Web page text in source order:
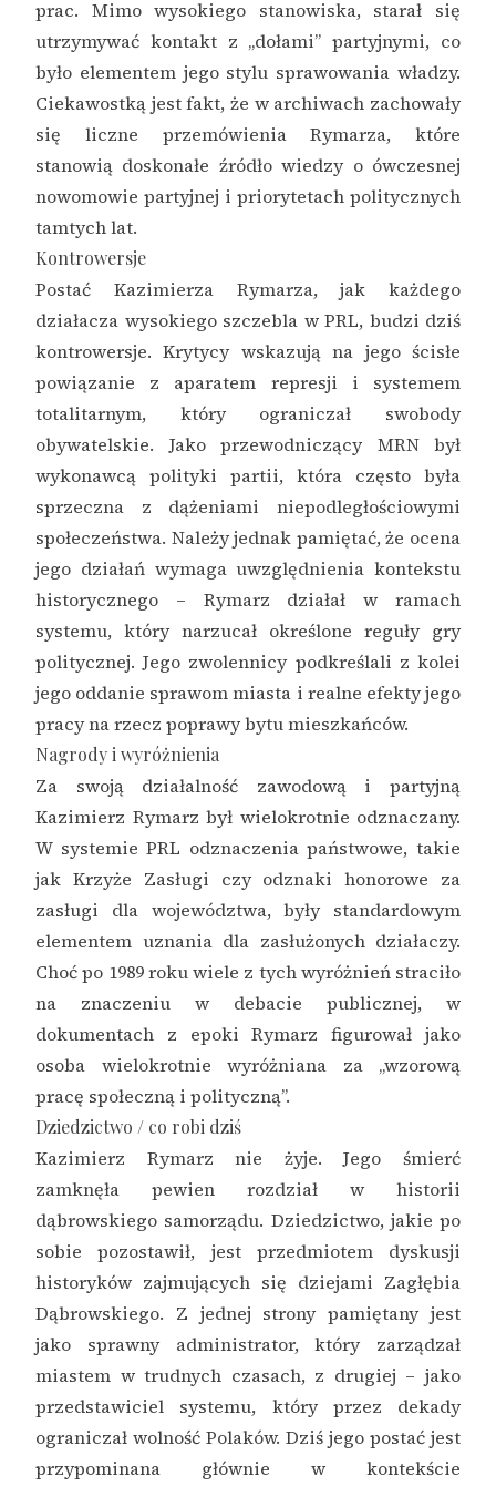
prac. Mimo wysokiego stanowiska, starał się
utrzymywać kontakt z „dołami” partyjnymi, co
było elementem jego stylu sprawowania władzy.
Ciekawostką jest fakt, że w archiwach zachowały
się liczne przemówienia Rymarza, które
stanowią doskonałe źródło wiedzy o ówczesnej
nowomowie partyjnej i priorytetach politycznych
tamtych lat.
Kontrowersje
Postać Kazimierza Rymarza, jak każdego
działacza wysokiego szczebla w PRL, budzi dziś
kontrowersje. Krytycy wskazują na jego ścisłe
powiązanie z aparatem represji i systemem
totalitarnym, który ograniczał swobody
obywatelskie. Jako przewodniczący MRN był
wykonawcą polityki partii, która często była
sprzeczna z dążeniami niepodległościowymi
społeczeństwa. Należy jednak pamiętać, że ocena
jego działań wymaga uwzględnienia kontekstu
historycznego – Rymarz działał w ramach
systemu, który narzucał określone reguły gry
politycznej. Jego zwolennicy podkreślali z kolei
jego oddanie sprawom miasta i realne efekty jego
pracy na rzecz poprawy bytu mieszkańców.
Nagrody i wyróżnienia
Za swoją działalność zawodową i partyjną
Kazimierz Rymarz był wielokrotnie odznaczany.
W systemie PRL odznaczenia państwowe, takie
jak Krzyże Zasługi czy odznaki honorowe za
zasługi dla województwa, były standardowym
elementem uznania dla zasłużonych działaczy.
Choć po 1989 roku wiele z tych wyróżnień straciło
na znaczeniu w debacie publicznej, w
dokumentach z epoki Rymarz figurował jako
osoba wielokrotnie wyróżniana za „wzorową
pracę społeczną i polityczną”.
Dziedzictwo / co robi dziś
Kazimierz Rymarz nie żyje. Jego śmierć
zamknęła pewien rozdział w historii
dąbrowskiego samorządu. Dziedzictwo, jakie po
sobie pozostawił, jest przedmiotem dyskusji
historyków zajmujących się dziejami Zagłębia
Dąbrowskiego. Z jednej strony pamiętany jest
jako sprawny administrator, który zarządzał
miastem w trudnych czasach, z drugiej – jako
przedstawiciel systemu, który przez dekady
ograniczał wolność Polaków. Dziś jego postać jest
przypominana głównie w kontekście